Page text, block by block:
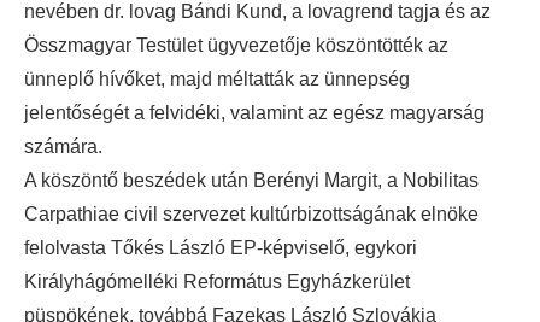
nevében dr. lovag Bándi Kund, a lovagrend tagja és az
Összmagyar Testület ügyvezetője köszöntötték az
ünneplő hívőket, majd méltatták az ünnepség
jelentőségét a felvidéki, valamint az egész magyarság
számára.
A köszöntő beszédek után Berényi Margit, a Nobilitas
Carpathiae civil szervezet kultúrbizottságának elnöke
felolvasta Tőkés László EP-képviselő, egykori
Királyhágómelléki Református Egyházkerület
püspökének, továbbá Fazekas László Szlovákia